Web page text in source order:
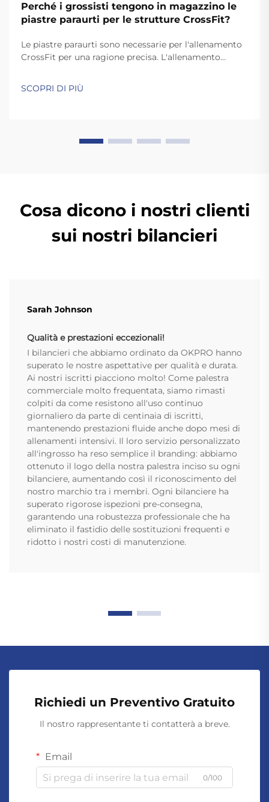
Perché i grossisti tengono in magazzino le
piastre paraurti per le strutture CrossFit?
Le piastre paraurti sono necessarie per l'allenamento
CrossFit per una ragione precisa. L'allenamento
lo strappo e l'arrampicata, che prevedono il rilascio
delle piastre a terra. A differenza delle piastre
SCOPRI DI PIÙ
Cosa dicono i nostri clienti
sui nostri bilancieri
Sarah Johnson
Qualità e prestazioni eccezionali!
I bilancieri che abbiamo ordinato da OKPRO hanno
superato le nostre aspettative per qualità e durata.
Ai nostri iscritti piacciono molto! Come palestra
commerciale molto frequentata, siamo rimasti
colpiti da come resistono all'uso continuo
giornaliero da parte di centinaia di iscritti,
mantenendo prestazioni fluide anche dopo mesi di
allenamenti intensivi. Il loro servizio personalizzato
all'ingrosso ha reso semplice il branding: abbiamo
ottenuto il logo della nostra palestra inciso su ogni
bilanciere, aumentando così il riconoscimento del
nostro marchio tra i membri. Ogni bilanciere ha
superato rigorose ispezioni pre-consegna,
garantendo una robustezza professionale che ha
eliminato il fastidio delle sostituzioni frequenti e
ridotto i nostri costi di manutenzione.
Richiedi un Preventivo Gratuito
Il nostro rappresentante ti contatterà a breve.
Email
0/100